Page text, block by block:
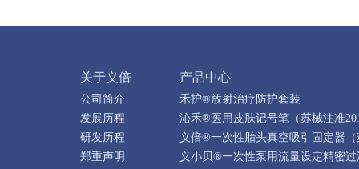
关于义倍
公司简介
发展历程
研发历程
郑重声明
产品中心
禾护®放射治疗防护套装
沁禾®医用皮肤记号笔（苏械注准
义倍®一次性胎头真空吸引固定器（
义小贝®一次性泵用流量设定精密过